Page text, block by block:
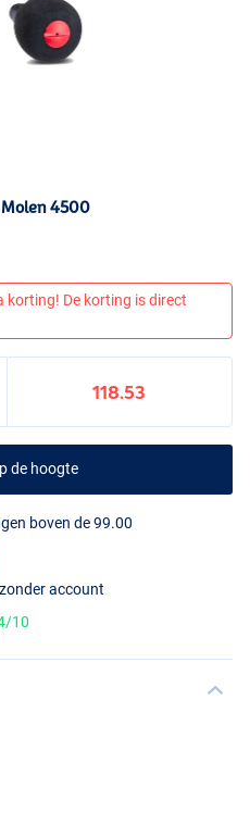
Molen 4500
korting! De korting is direct
118.53
de hoogte
boven de 99.00
account
10